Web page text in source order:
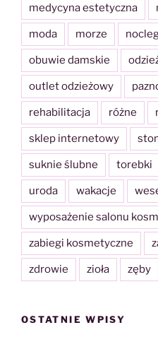
medycyna estetyczna
moda morze
obuwie damskie
outlet odzieżowy
rehabilitacja różne
sklep internetowy
suknie ślubne torebki
uroda wakacje
wyposażenie salonu
zabiegi kosmetyczne
zdrowie zioła zęby
OSTATNIE WPISY